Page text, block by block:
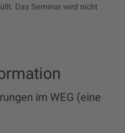
Das Seminar wird nicht
im WEG (eine